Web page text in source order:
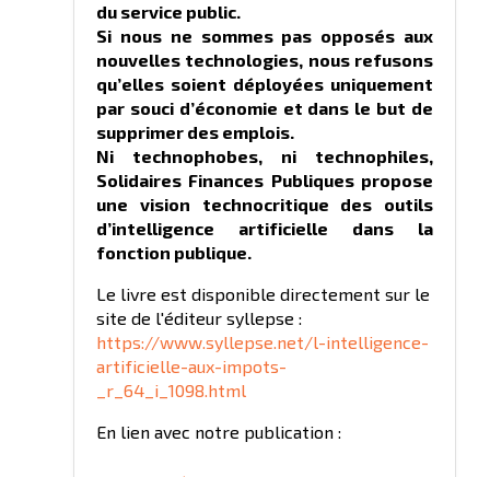
du service public.
Si nous ne sommes pas opposés aux
nouvelles technologies, nous refusons
qu’elles soient déployées uniquement
par souci d’économie et dans le but de
supprimer des emplois.
Ni technophobes, ni technophiles,
Solidaires Finances Publiques propose
une vision technocritique des outils
d’intelligence artificielle dans la
fonction publique.
Le livre est disponible directement sur le
site de l'éditeur syllepse :
https://www.syllepse.net/l-intelligence-
artificielle-aux-impots-
_r_64_i_1098.html
En lien avec notre publication :